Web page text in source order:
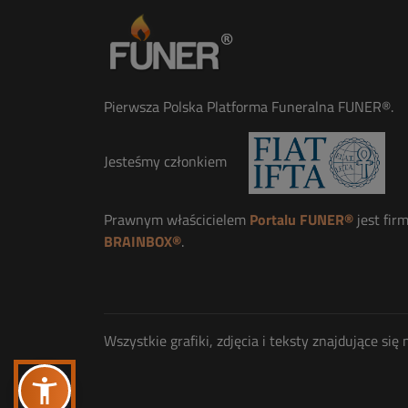
Pierwsza Polska Platforma Funeralna FUNER®.
Jesteśmy członkiem
Prawnym właścicielem Portalu FUNER® jest
BRAINBOX®.
Wszystkie grafiki, zdjęcia i teksty znajdujące